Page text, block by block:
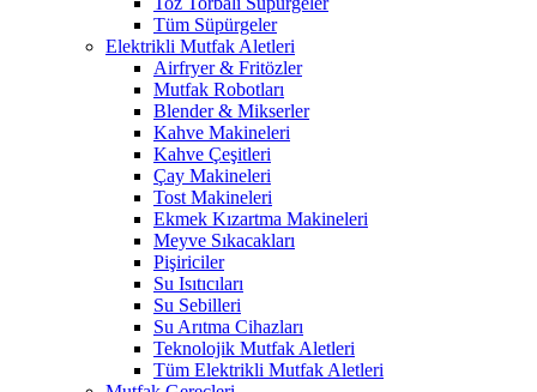
Tüm Süpürgeler
Elektrikli Mutfak Aletleri
Airfryer & Fritözler
Mutfak Robotları
Blender & Mikserler
Kahve Makineleri
Kahve Çeşitleri
Çay Makineleri
Tost Makineleri
Ekmek Kızartma Makineleri
Meyve Sıkacakları
Pişiriciler
Su Isıtıcıları
Su Sebilleri
Su Arıtma Cihazları
Teknolojik Mutfak Aletleri
Tüm Elektrikli Mutfak Aletleri